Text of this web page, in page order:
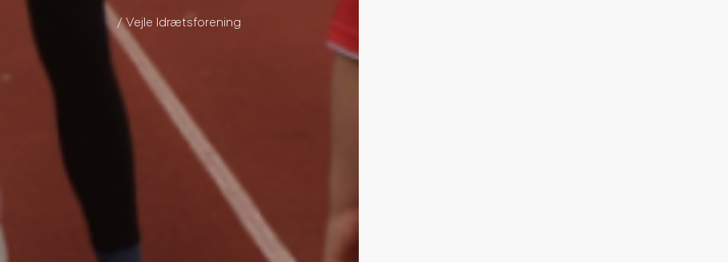
/ Vejle Idrætsforening